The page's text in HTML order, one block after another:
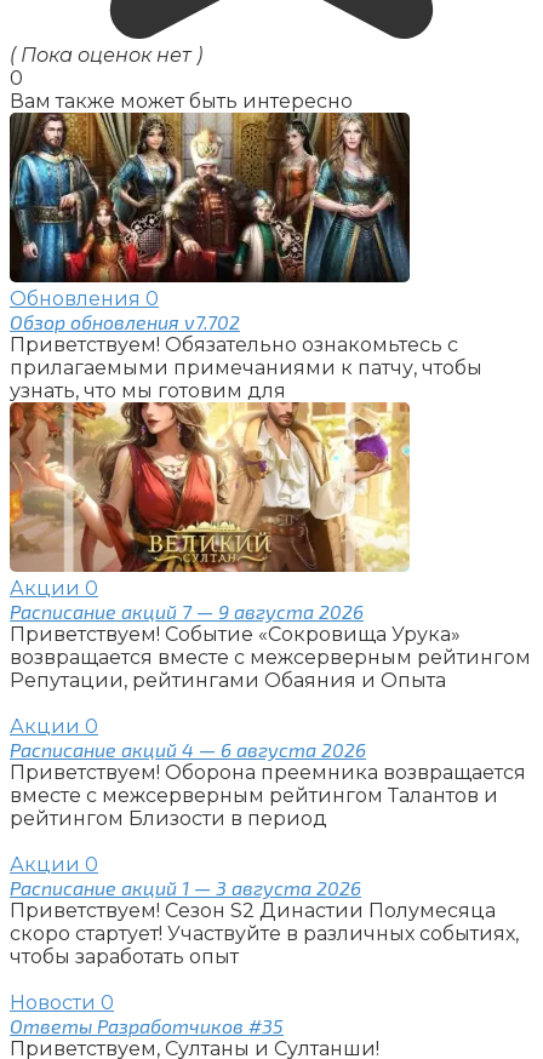
( Пока оценок нет )
0
Вам также может быть интересно
Обновления 0
Обзор обновления v7.702
Приветствуем! Обязательно ознакомьтесь с
прилагаемыми примечаниями к патчу, чтобы
узнать, что мы готовим для
Акции 0
Расписание акций 7 — 9 августа 2026
Приветствуем! Событие «Сокровища Урука»
возвращается вместе с межсерверным рейтингом
Репутации, рейтингами Обаяния и Опыта
Акции 0
Расписание акций 4 — 6 августа 2026
Приветствуем! Оборона преемника возвращается
вместе с межсерверным рейтингом Талантов и
рейтингом Близости в период
Акции 0
Расписание акций 1 — 3 августа 2026
Приветствуем! Сезон S2 Династии Полумесяца
скоро стартует! Участвуйте в различных событиях,
чтобы заработать опыт
Новости 0
Ответы Разработчиков #35
Приветствуем, Султаны и Султанши!